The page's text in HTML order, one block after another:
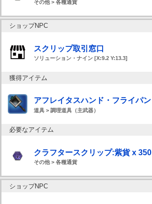
その他 > 各種通貨
ショップNPC
スクリップ取引窓口
ソリューション・ナイン [X:9.2 Y:13.3]
獲得アイテム
アフレイタスハンド・フライパン
道具 > 調理道具（主武器）
必要なアイテム
クラフタースクリップ:紫貨 x 350
その他 > 各種通貨
ショップNPC